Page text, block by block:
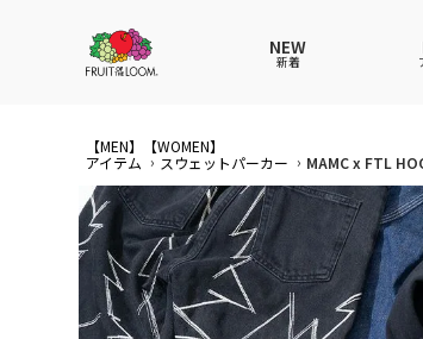
NEW
新着
全てのアイテム
Tシャツ
パンツ
その他ウェア
帽子
全てのメンズ アイテム
Tシャツ
パンツ
アンダーウェア
ファッショングッズ
全てのウィメンズ
Tシャツ
パンツ
その他ウェア
ソックス
全てのキッズ
Tシャツ
パンツ
その他ウェア
ソックス
【MEN】
【WOMEN】
アイテム
スウェットパーカー
MAMC x FTL